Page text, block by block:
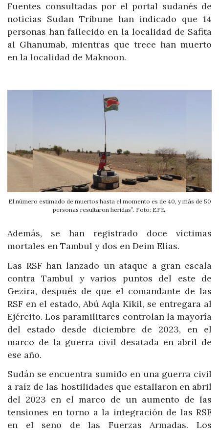
Fuentes consultadas por el portal sudanés de
noticias Sudan Tribune han indicado que 14
personas han fallecido en la localidad de Safita
al Ghanumab, mientras que trece han muerto
en la localidad de Maknoon.
El número estimado de muertos hasta el momento es de 40, y más de 50
personas resultaron heridas”. Foto: EFE.
Además, se han registrado doce víctimas
mortales en Tambul y dos en Deim Elias.
Las RSF han lanzado un ataque a gran escala
contra Tambul y varios puntos del este de
Gezira, después de que el comandante de las
RSF en el estado, Abú Aqla Kikil, se entregara al
Ejército. Los paramilitares controlan la mayoría
del estado desde diciembre de 2023, en el
marco de la guerra civil desatada en abril de
ese año.
Sudán se encuentra sumido en una guerra civil
a raíz de las hostilidades que estallaron en abril
del 2023 en el marco de un aumento de las
tensiones en torno a la integración de las RSF
en el seno de las Fuerzas Armadas. Los